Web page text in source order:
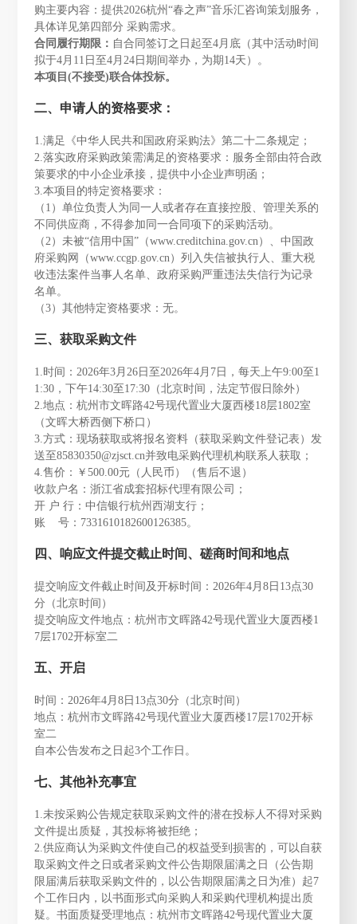
购主要内容：提供2026杭州“春之声”音乐汇咨询策划服务，
具体详见第四部分 采购需求。
合同履行期限： 自合同签订之日起至4月底（其中活动时间
拟于4月11日至4月24日期间举办，为期14天）。
本项目(不接受)联合体投标。
二、申请人的资格要求：
1.满足《中华人民共和国政府采购法》第二十二条规定；
2.落实政府采购政策需满足的资格要求：服务全部由符合政
策要求的中小企业承接，提供中小企业声明函；
3.本项目的特定资格要求：
（1）单位负责人为同一人或者存在直接控股、管理关系的
不同供应商，不得参加同一合同项下的采购活动。
（2）未被“信用中国”（www.creditchina.gov.cn）、中国政
府采购网（www.ccgp.gov.cn）列入失信被执行人、重大税
收违法案件当事人名单、政府采购严重违法失信行为记录
名单。
（3）其他特定资格要求：无。
三、获取采购文件
1.时间：2026年3月26日至2026年4月7日，每天上午9:00至1
1:30，下午14:30至17:30（北京时间，法定节假日除外）
2.地点：杭州市文晖路42号现代置业大厦西楼18层1802室
（文晖大桥西侧下桥口）
3.方式：现场获取或将报名资料（获取采购文件登记表）发
送至85830350@zjsct.cn并致电采购代理机构联系人获取；
4.售价：￥500.00元（人民币）（售后不退）
收款户名：浙江省成套招标代理有限公司；
开 户 行：中信银行杭州西湖支行；
账 号：7331610182600126385。
四、响应文件提交截止时间、磋商时间和地点
提交响应文件截止时间及开标时间：2026年4月8日13点30
分（北京时间）
提交响应文件地点：杭州市文晖路42号现代置业大厦西楼1
7层1702开标室二
五、开启
时间：2026年4月8日13点30分（北京时间）
地点：杭州市文晖路42号现代置业大厦西楼17层1702开标
室二
自本公告发布之日起3个工作日。
七、其他补充事宜
1.未按采购公告规定获取采购文件的潜在投标人不得对采购
文件提出质疑，其投标将被拒绝；
2.供应商认为采购文件使自己的权益受到损害的，可以自获
取采购文件之日或者采购文件公告期限届满之日（公告期
限届满后获取采购文件的，以公告期限届满之日为准）起7
个工作日内，以书面形式向采购人和采购代理机构提出质
疑。书面质疑受理地点：杭州市文晖路42号现代置业大厦